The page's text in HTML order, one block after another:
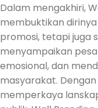
Dalam mengakhiri,
membuktikan
promosi, tetapi juga
menyampaikan
emosional, dan
masyarakat.
memperkaya